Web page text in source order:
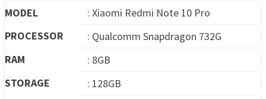
MODEL
: Xiaomi Redmi Note 10 Pro
PROCESSOR
: Qualcomm Snapdragon 732G
RAM
: 8GB
STORAGE
: 128GB